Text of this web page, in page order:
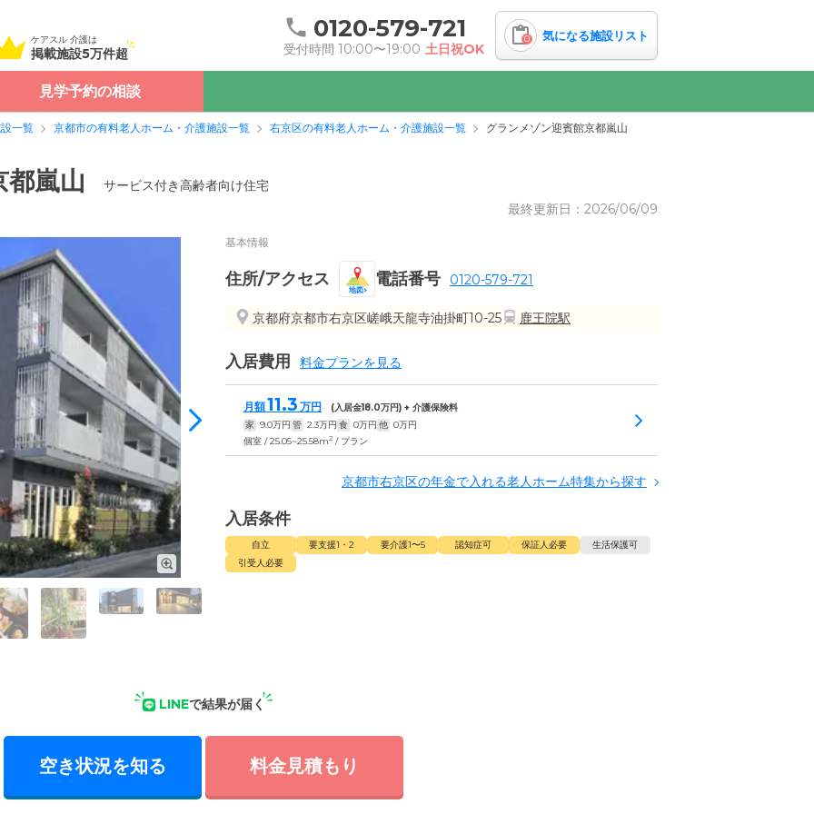
ケアスル 介護は
掲載施設5万件超
0120-579-721
受付時間 10:00〜19:00 土日祝OK
0 気になる施設リスト
見学予約の相談
一覧 京都市の有料老人ホーム・介護施設一覧 右京区の有料老人ホーム・介護施設一覧 グランメゾン迎賓館京都嵐山
嵐山
サービス付き高齢者向け住宅
最終更新日：2026/06/09
基本情報
住所/アクセス
地図
電話番号 0120-579-721
京都府京都市右京区嵯峨天龍寺油掛町10-25 鹿王院駅
入居費用 料金プランを見る
月額11.3 万円 (入居金18.0万円) + 介護保険料
家 9.0万円 管 2.3万円 食 0万円 他 0万円
個室 / 25.05~25.58m2 / プラン
京都市右京区の年金で入れる老人ホーム特集から探す
入居条件
自立 要支援1・2 要介護1〜5 認知症可 保証人必要
生活保護可
引受人必要
LINEで結果が届く
空き状況を知る 料金見積もり